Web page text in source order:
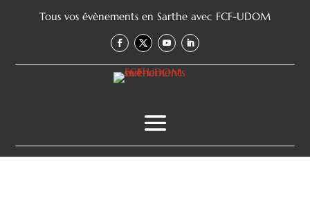
Tous vos évènements en Sarthe avec FCF-UDOM